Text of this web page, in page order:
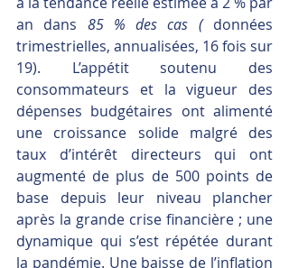
an dans 85 % des cas ( données
trimestrielles, annualisées, 16 fois sur
19). L’appétit soutenu des
consommateurs et la vigueur des
dépenses budgétaires ont alimenté
une croissance solide malgré des
taux d’intérêt directeurs qui ont
augmenté de plus de 500 points de
base depuis leur niveau plancher
après la grande crise financière ; une
dynamique qui s’est répétée durant
la pandémie. Une baisse de l’inflation